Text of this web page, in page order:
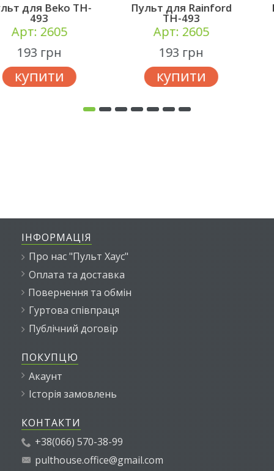
Пульт для Beko TH-
Арт: 2605
193 грн
купити
Пульт для Rainford
TH-493
Арт: 2605
193 грн
купити
ІНФОРМАЦІЯ
Про нас "Пульт Хаус"
Оплата та доставка
Повернення та обмін
Гуртова співпраця
Публічний договір
ПОКУПЦЮ
Акаунт
Історія замовлень
КОНТАКТИ
+38(066) 570-38-99
pulthouse.office@gmail.com